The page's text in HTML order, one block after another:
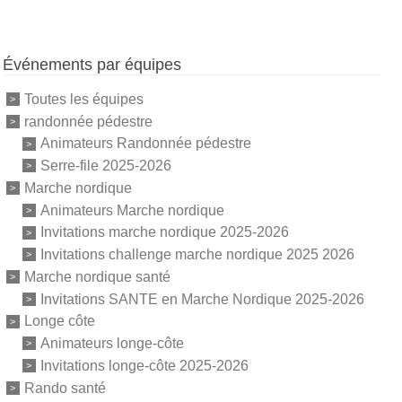
Événements par équipes
Toutes les équipes
randonnée pédestre
Animateurs Randonnée pédestre
Serre-file 2025-2026
Marche nordique
Animateurs Marche nordique
Invitations marche nordique 2025-2026
Invitations challenge marche nordique 2025 2026
Marche nordique santé
Invitations SANTE en Marche Nordique 2025-2026
Longe côte
Animateurs longe-côte
Invitations longe-côte 2025-2026
Rando santé